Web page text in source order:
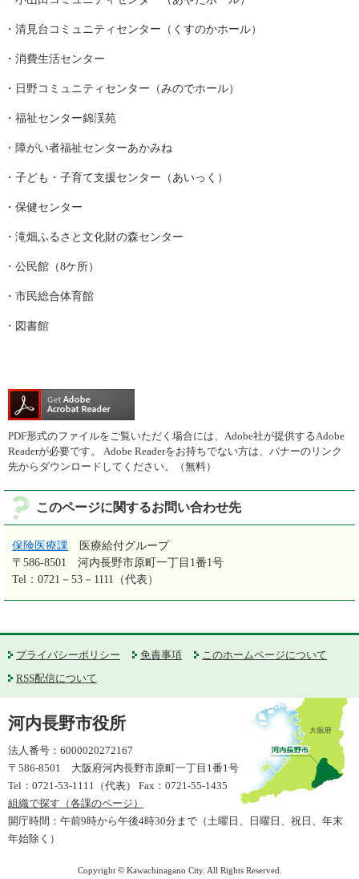
・清見台コミュニティセンター（くすのかホール）
・消費生活センター
・日野コミュニティセンター（みのでホール）
・福祉センター錦渓苑
・障がい者福祉センターあかみね
・子ども・子育て支援センター（あいっく）
・保健センター
・滝畑ふるさと文化財の森センター
・公民館（8ケ所）
・市民総合体育館
・図書館
PDF形式のファイルをご覧いただく場合には、Adobe社が提供するAdobe
Readerが必要です。
Adobe Readerをお持ちでない方は、バナーのリンク
先からダウンロードしてください。（無料）
このページに関するお問い合わせ先
保険医療課
医療給付グループ
〒586-8501
河内長野市原町一丁目1番1号
Tel：0721－53－1111（代表）
プライバシーポリシー 免責事項
このホームページについて
RSS配信について
河内長野市役所
法人番号：6000020272167
〒586-8501 大阪府河内長野市原町一丁目1番1号
Tel：0721-53-1111（代表） Fax：0721-55-1435
組織で探す（各課のページ）
開庁時間：午前9時から午後4時30分まで（土曜日、日曜日、祝日、年末
年始除く）
Copyright © Kawachinagano City. All Rights Reserved.